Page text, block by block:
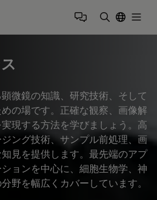
微鏡の知識、研究技術、そして
の場です。正確な観察、画像解
現する方法を学びましょう。高
ング技術、サンプル前処理、画
見を提供します。最先端のアプ
ョンを中心に、細胞生物学、神
野を幅広くカバーしています。